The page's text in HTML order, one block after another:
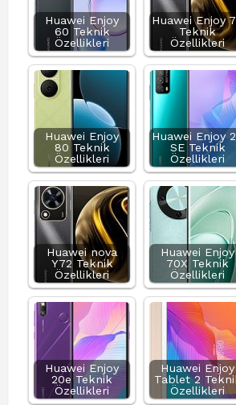
Huawei Enjoy
60 Teknik
Özellikleri
Huawei Enjoy
Teknik
Özellikleri
Huawei Enjoy
80 Teknik
Özellikleri
Huawei Enjoy
SE Teknik
Özellikleri
Huawei nova
Y72 Teknik
Özellikleri
Huawei Enjoy
70X Teknik
Özellikleri
Huawei Enjoy
20e Teknik
Özellikleri
Huawei Enjoy
Tablet 2
Özellikleri